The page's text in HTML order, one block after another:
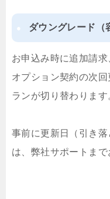
ダウングレード（
お申込み時に追加請求
オプション契約の次
ランが切り替わります
事前に更新日（引き
は、弊社サポートまで